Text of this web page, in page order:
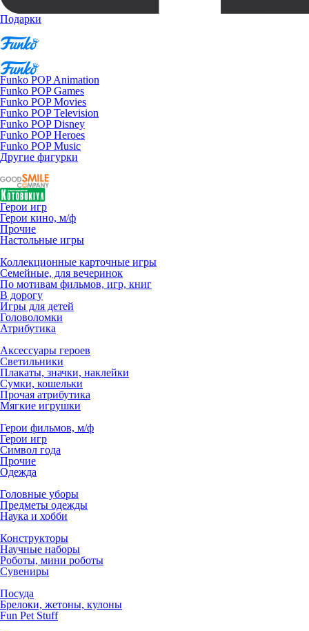
Подарки
Funko POP Animation
Funko POP Games
Funko POP Movies
Funko POP Television
Funko POP Disney
Funko POP Heroes
Funko POP Music
Другие фигурки
Герои игр
Герои кино, м/ф
Прочие
Настольные игры
Коллекционные карточные игры
Семейные, для вечеринок
По мотивам фильмов, игр, книг
В дорогу
Игры для детей
Головоломки
Атрибутика
Аксессуары героев
Светильники
Плакаты, значки, наклейки
Сумки, кошельки
Прочая атрибутика
Мягкие игрушки
Герои фильмов, м/ф
Герои игр
Символ года
Прочие
Одежда
Головные уборы
Предметы одежды
Наука и хобби
Конструкторы
Научные наборы
Роботы, мини роботы
Сувениры
Посуда
Брелоки, жетоны, кулоны
Fun Pet Stuff